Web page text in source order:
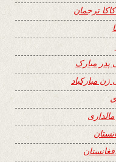
ترجمان
پدر مبارک
زن مبارکباد